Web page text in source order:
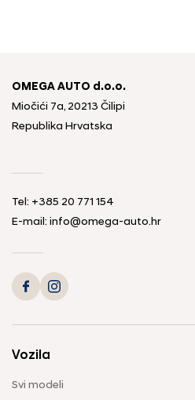
OMEGA AUTO d.o.o.
Miočići 7a, 20213 Čilipi
Republika Hrvatska
Tel: +385 20 771 154
E-mail: info@omega-auto.hr
Vozila
Svi modeli